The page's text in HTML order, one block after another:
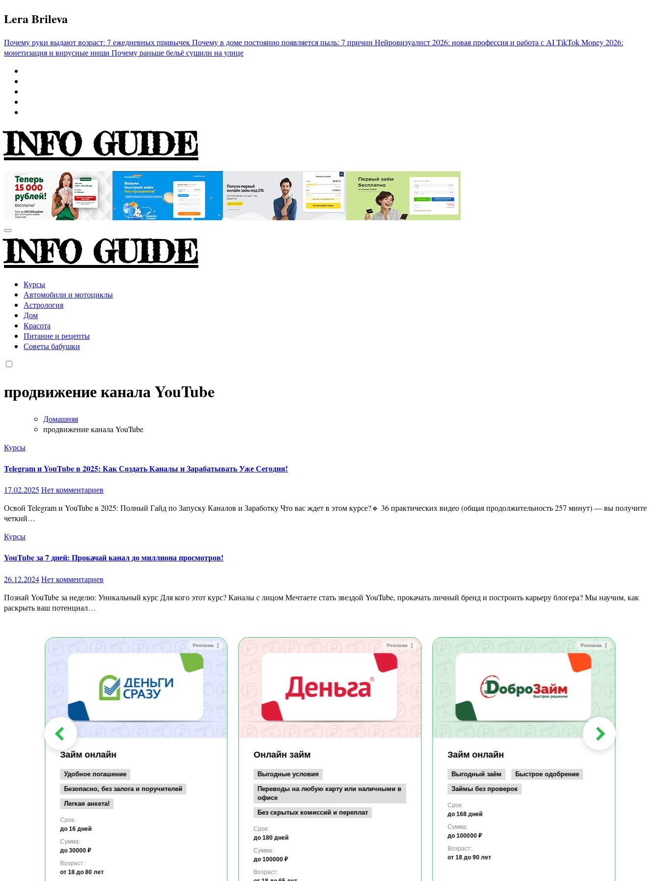
Перейти
к
Lera Brileva
Почему руки выдают возраст: 7 ежедневных привычекПочему в доме постоянно появляется пыль: 7 причин Нейровизуалист 2026: новая профессия и работа с AITikTok Money 2026:
монетизация и вирусные ниши Почему раньше бельё сушили на улице
INFO GUIDE
INFO GUIDE
Курсы
Автомобили и мотоциклы
Астрология
Дом
Красота
Питание и рецепты
Советы бабушки
продвижение канала YouTube
Домашняя
продвижение канала YouTube
Курсы
Telegram и YouTube в 2025: Как Создать Каналы и Зарабатывать Уже Сегодня!
17.02.2025 Нет комментариев
Освой Telegram и YouTube в 2025: Полный Гайд по Запуску Каналов и Заработку Что вас ждет в этом курсе?🔹 36 практических видео (общая продолжительность 257 минут) — вы получите
четкий…
Курсы
YouTube за 7 дней: Прокачай канал до миллиона просмотров!
26.12.2024Нет комментариев
Познай YouTube за неделю: Уникальный курс Для кого этот курс? Каналы с лицом Мечтаете стать звездой YouTube, прокачать личный бренд и построить карьеру блогера? Мы научим, как
раскрыть ваш потенциал…
Реклама
Займ онлайн
Удобное погашение
Безопасно, без залога и поручителей
Легкая анкета!
Срок:
до 16 дней
Сумма:
до 30000 ₽
Возраст:
от 18 до 80 лет
Реклама
Онлайн займ
Выгодные условия
Переводы на любую карту или наличными в
офисе
Без скрытых комиссий и переплат
Срок:
до 180 дней
Сумма:
до 100000 ₽
Возраст:
Реклама
Займ онлайн
Выгодный заём
Быстрое одобрение
Займы без проверок
Срок:
до 168 дней
Сумма:
до 100000 ₽
Возраст:
от 18 до 90 лет